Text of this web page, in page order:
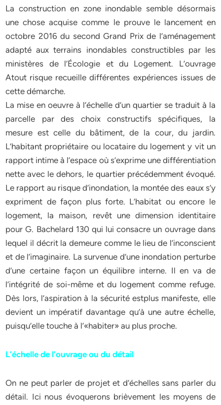
La construction en zone inondable semble désormais
une chose acquise comme le prouve le lancement en
octobre 2016 du second Grand Prix de l’aménagement
adapté aux terrains inondables constructibles par les
ministères de l’Écologie et du Logement. L’ouvrage
Atout risque recueille différentes expériences issues de
cette démarche.
La mise en oeuvre à l’échelle d’un quartier se traduit à la
parcelle par des choix constructifs spécifiques, la
mesure est celle du bâtiment, de la cour, du jardin.
L’habitant propriétaire ou locataire du logement y vit un
rapport intime à l’espace où s’exprime une différentiation
nette avec le dehors, le quartier précédemment évoqué.
Le rapport au risque d’inondation, la montée des eaux s’y
expriment de façon plus forte. L’habitat ou encore le
logement, la maison, revêt une dimension identitaire
pour G. Bachelard 130 qui lui consacre un ouvrage dans
lequel il décrit la demeure comme le lieu de l’inconscient
et de l’imaginaire. La survenue d’une inondation perturbe
d’une certaine façon un équilibre interne. Il en va de
l’intégrité de soi-même et du logement comme refuge.
Dès lors, l’aspiration à la sécurité estplus manifeste, elle
devient un impératif davantage qu’à une autre échelle,
puisqu’elle touche à l’«habiter» au plus proche.
L’échelle de l’ouvrage ou du détail
On ne peut parler de projet et d’échelles sans parler du
détail. Ici nous évoquerons brièvement les moyens de